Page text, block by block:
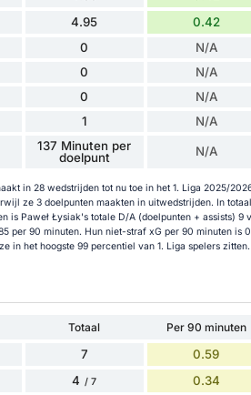
4.95 0.42
0 N/A
0 N/A
0 N/A
1 N/A
137 Minuten per
doelpunt
N/A
in 28 wedstrijden tot nu toe in het 1. Liga 2025/
ze 3 doelpunten maakten in uitwedstrijden. In
is Paweł Łysiak's totale D/A (doelpunten + assists) 9
per 90 minuten. Hun niet-straf xG per 90 minuten is
in het hoogste 99 percentiel van 1. Liga spelers zitten.
Totaal Per 90 minuten
7 0.59
4 / 7 0.34